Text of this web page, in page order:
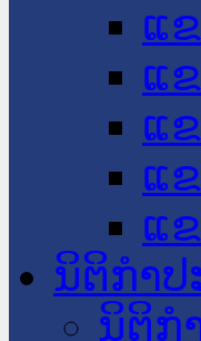
ແ
ແ
ແ
ແ
ແ
ນິຕິກໍາ
ນິຕິກໍ